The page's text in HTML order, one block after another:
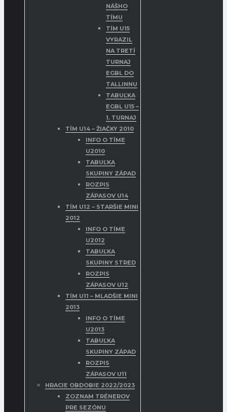
NÁŠHO
TÍMU
TÍM U15
VYRAZIL
NA TRETÍ
TURNAJ
EGBL DO
TALLINNU
TABUĽKA
EGBL U15 –
1. TURNAJ
TÍM U14 – ŽIAČKY 2010
INFO O TÍME
U2010
TABUĽKA
SKUPINY ZÁPAD
ROZPIS
ZÁPASOV U14
TÍM U12 – STARŠIE MINI
2012
INFO O TÍME
U2012
TABUĽKA
SKUPINY STRED
ROZPIS
ZÁPASOV U12
TÍM U11 – MLADŠIE MINI
2013
INFO O TÍME
U2013
TABUĽKA
SKUPINY ZÁPAD
ROZPIS
ZÁPASOV U11
HRACIE OBDOBIE 2022/2023
ZOZNAM TRÉNEROV
PRE SEZÓNU